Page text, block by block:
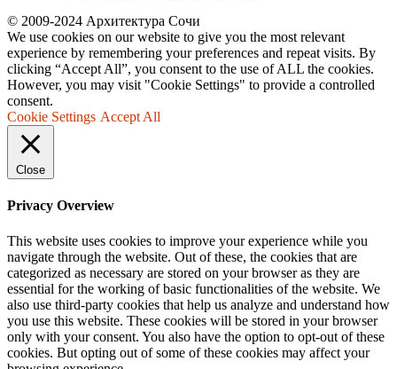
© 2009-2024 Архитектура Сочи
We use cookies on our website to give you the most relevant
experience by remembering your preferences and repeat visits. By
clicking “Accept All”, you consent to the use of ALL the cookies.
However, you may visit "Cookie Settings" to provide a controlled
consent.
Cookie Settings Accept All
Close
Privacy Overview
This website uses cookies to improve your experience while you
navigate through the website. Out of these, the cookies that are
categorized as necessary are stored on your browser as they are
essential for the working of basic functionalities of the website. We
also use third-party cookies that help us analyze and understand how
you use this website. These cookies will be stored in your browser
only with your consent. You also have the option to opt-out of these
cookies. But opting out of some of these cookies may affect your